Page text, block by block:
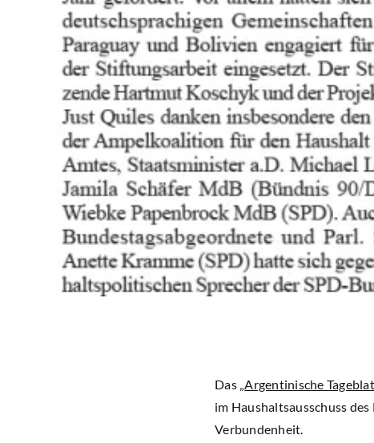
Das „Argentinische
im Haushaltsausschuss
Verbundenheit.